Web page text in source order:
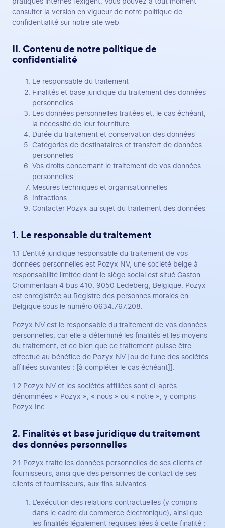
consulter la version en vigueur de notre politique de
confidentialité sur notre site web
II. Contenu de notre politique de
confidentialité
Le responsable du traitement
Finalités et base juridique du traitement des données
personnelles
Les données personnelles traitées et, le cas échéant,
la nécessité de leur fourniture
Durée du traitement et conservation des données
Catégories de destinataires et transfert de données
personnelles
Vos droits concernant le traitement de vos données
personnelles
Mesures techniques et organisationnelles
Infractions
Contacter Pozyx au sujet du traitement des données
1. Le responsable du traitement
1.1 L’entité juridique responsable du traitement de vos
données personnelles est Pozyx NV, une société belge à
responsabilité limitée dont le siège social est situé Gaston
Crommenlaan 4 bus 410, 9050 Ledeberg, Belgique. Pozyx
est enregistrée au Registre des personnes morales en
Belgique sous le numéro 0634.767.208.
Pozyx NV est le responsable du traitement de vos données
personnelles, car elle a déterminé les finalités et les moyens
du traitement, et ce bien que ce traitement puisse être
effectué au bénéfice de Pozyx NV [ou de l’une des sociétés
affiliées suivantes : [à compléter le cas échéant]].
1.2 Pozyx NV et les sociétés affiliées sont ci-après
dénommées « Pozyx », « nous » ou « notre », y compris
Pozyx Inc.
2. Finalités et base juridique du traitement
des données personnelles
2.1 Pozyx traite les données personnelles de ses clients et
fournisseurs, ainsi que des personnes de contact de ses
clients et fournisseurs, aux fins suivantes :
L’exécution des relations contractuelles (y compris
dans le cadre du commerce électronique), ainsi que
les finalités légalement requises liées à cette finalité ;